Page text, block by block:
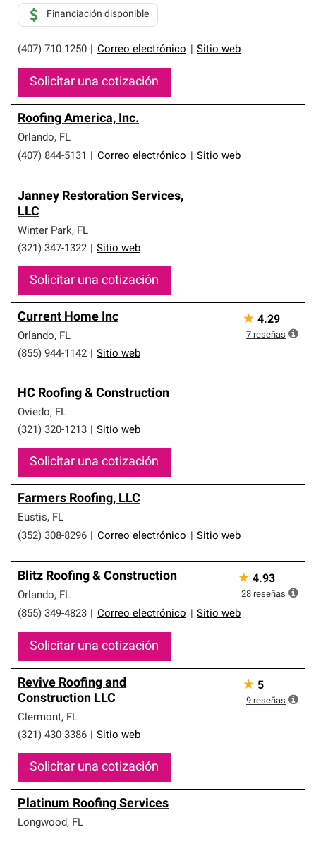
(407) 710-1250 Correo electrónico Sitio web
Financiación disponible
Solicitar una cotización
Roofing America, Inc.
Orlando, FL
(407) 844-5131
Correo electrónico Sitio web
Janney Restoration Services,
LLC
Winter Park, FL
(321) 347-1322
Sitio web
Solicitar una cotización
Current Home Inc
Orlando, FL
(855) 944-1142
Sitio web
★ 4.29
7 reseñas
HC Roofing & Construction
Oviedo, FL
(321) 320-1213
Sitio web
Solicitar una cotización
Farmers Roofing, LLC
Eustis, FL
(352) 308-8296
Correo electrónico Sitio web
Blitz Roofing & Construction
Orlando, FL
(855) 349-4823
Correo electrónico Sitio web
Solicitar una cotización
★ 4.93
28 reseñas
Revive Roofing and
Construction LLC
Clermont, FL
(321) 430-3386
Sitio web
Solicitar una cotización
★ 5
9 reseñas
Platinum Roofing Services
Longwood, FL